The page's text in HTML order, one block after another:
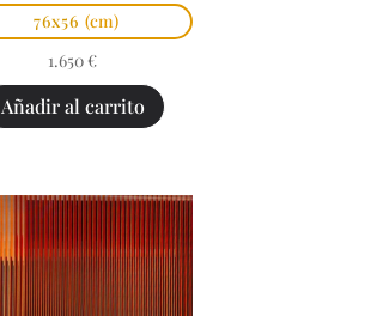
76x56 (cm)
1.650 €
Añadir al carrito